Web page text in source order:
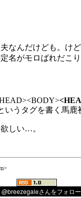
なんだけども。け
名がモロばれだこり
うタグを書く馬鹿
しい…。